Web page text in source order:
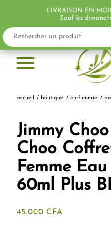
accueil / boutique / parfumerie /
Jimmy
Choo
Femme
60ml Plus
45.000 CFA
LIVRAISON EN
Sauf les